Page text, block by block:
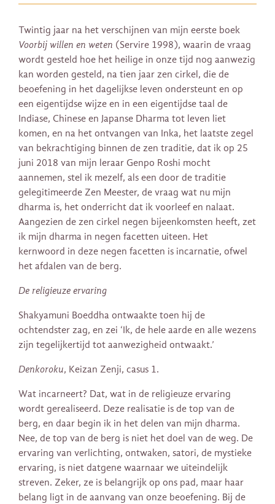
Twintig jaar na het verschijnen van mijn eerste boek
Voorbij willen en weten (Servire 1998), waarin de vraag
wordt gesteld hoe het heilige in onze tijd nog aanwezig
kan worden gesteld, na tien jaar zen cirkel, die de
beoefening in het dagelijkse leven ondersteunt en op
een eigentijdse wijze en in een eigentijdse taal de
Indiase, Chinese en Japanse Dharma tot leven liet
komen, en na het ontvangen van Inka, het laatste zegel
van bekrachtiging binnen de zen traditie, dat ik op 25
juni 2018 van mijn leraar Genpo Roshi mocht
aannemen, stel ik mezelf, als een door de traditie
gelegitimeerde Zen Meester, de vraag wat nu mijn
dharma is, het onderricht dat ik voorleef en nalaat.
Aangezien de zen cirkel negen bijeenkomsten heeft, zet
ik mijn dharma in negen facetten uiteen. Het
kernwoord in deze negen facetten is incarnatie, ofwel
het afdalen van de berg.
De religieuze ervaring
Shakyamuni Boeddha ontwaakte toen hij de
ochtendster zag, en zei ‘Ik, de hele aarde en alle wezens
zijn tegelijkertijd tot aanwezigheid ontwaakt.’
Denkoroku, Keizan Zenji, casus 1.
Wat incarneert? Dat, wat in de religieuze ervaring
wordt gerealiseerd. Deze realisatie is de top van de
berg, en daar begin ik in het delen van mijn dharma.
Nee, de top van de berg is niet het doel van de weg. De
ervaring van verlichting, ontwaken, satori, de mystieke
ervaring, is niet datgene waarnaar we uiteindelijk
streven. Zeker, ze is belangrijk op ons pad, maar haar
belang ligt in de aanvang van onze beoefening. Bij de